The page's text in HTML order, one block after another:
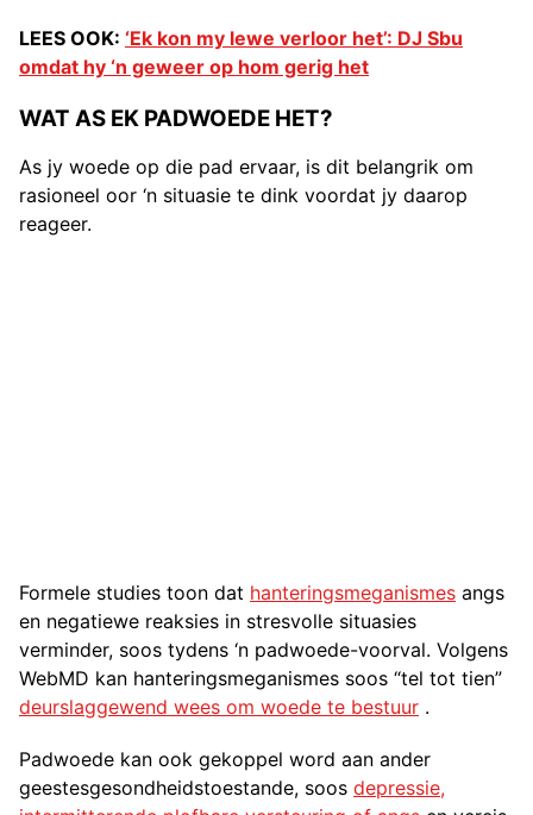
LEES OOK: ‘Ek kon my lewe verloor het’: DJ Sbu
omdat hy ‘n geweer op hom gerig het
WAT AS EK PADWOEDE HET?
As jy woede op die pad ervaar, is dit belangrik om
rasioneel oor ‘n situasie te dink voordat jy daarop
reageer.
Formele studies toon dat hanteringsmeganismes angs
en negatiewe reaksies in stresvolle situasies
verminder, soos tydens ‘n padwoede-voorval. Volgens
WebMD kan hanteringsmeganismes soos “tel tot tien”
deurslaggewend wees om woede te bestuur .
Padwoede kan ook gekoppel word aan ander
geestesgesondheidstoestande, soos depressie,